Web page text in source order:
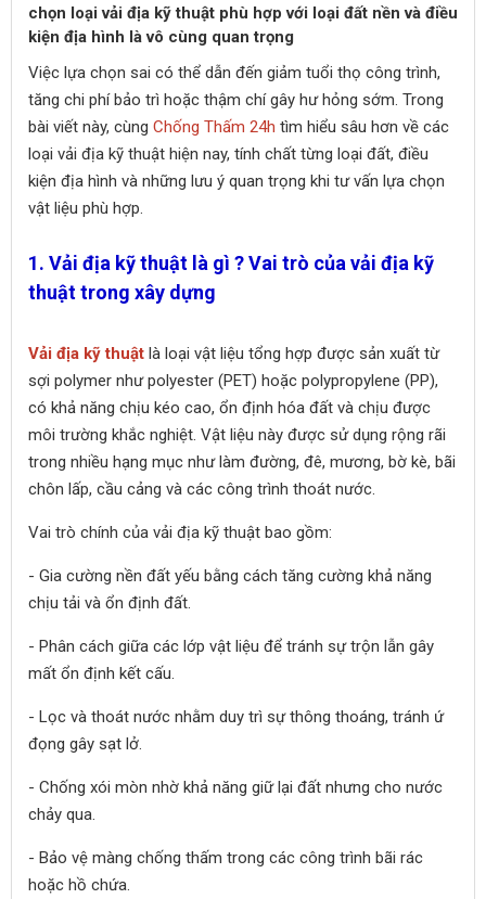
chọn loại vải địa kỹ thuật phù hợp với loại đất nền và điều
kiện địa hình là vô cùng quan trọng
Việc lựa chọn sai có thể dẫn đến giảm tuổi thọ công trình,
tăng chi phí bảo trì hoặc thậm chí gây hư hỏng sớm. Trong
bài viết này, cùng Chống Thấm 24h tìm hiểu sâu hơn về các
loại vải địa kỹ thuật hiện nay, tính chất từng loại đất, điều
kiện địa hình và những lưu ý quan trọng khi tư vấn lựa chọn
vật liệu phù hợp.
1. Vải địa kỹ thuật là gì ? Vai trò của vải địa kỹ
thuật trong xây dựng
Vải địa kỹ thuật là loại vật liệu tổng hợp được sản xuất từ
sợi polymer như polyester (PET) hoặc polypropylene (PP),
có khả năng chịu kéo cao, ổn định hóa đất và chịu được
môi trường khắc nghiệt. Vật liệu này được sử dụng rộng rãi
trong nhiều hạng mục như làm đường, đê, mương, bờ kè, bãi
chôn lấp, cầu cảng và các công trình thoát nước.
Vai trò chính của vải địa kỹ thuật bao gồm:
- Gia cường nền đất yếu bằng cách tăng cường khả năng
chịu tải và ổn định đất.
- Phân cách giữa các lớp vật liệu để tránh sự trộn lẫn gây
mất ổn định kết cấu.
- Lọc và thoát nước nhằm duy trì sự thông thoáng, tránh ứ
đọng gây sạt lở.
- Chống xói mòn nhờ khả năng giữ lại đất nhưng cho nước
chảy qua.
- Bảo vệ màng chống thấm trong các công trình bãi rác
hoặc hồ chứa.